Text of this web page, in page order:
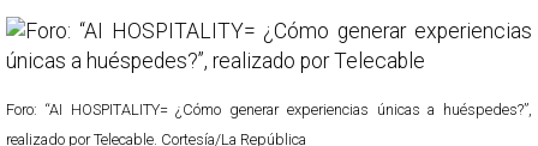
Foro: “AI HOSPITALITY= ¿Cómo generar experiencias únicas a huéspedes?”,
realizado por Telecable. Cortesía/La República